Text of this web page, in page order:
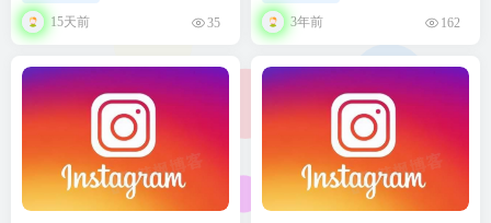
15天前 35 3年前 162